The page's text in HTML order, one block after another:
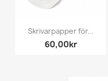
Skrivarpapper för...
60,00kr